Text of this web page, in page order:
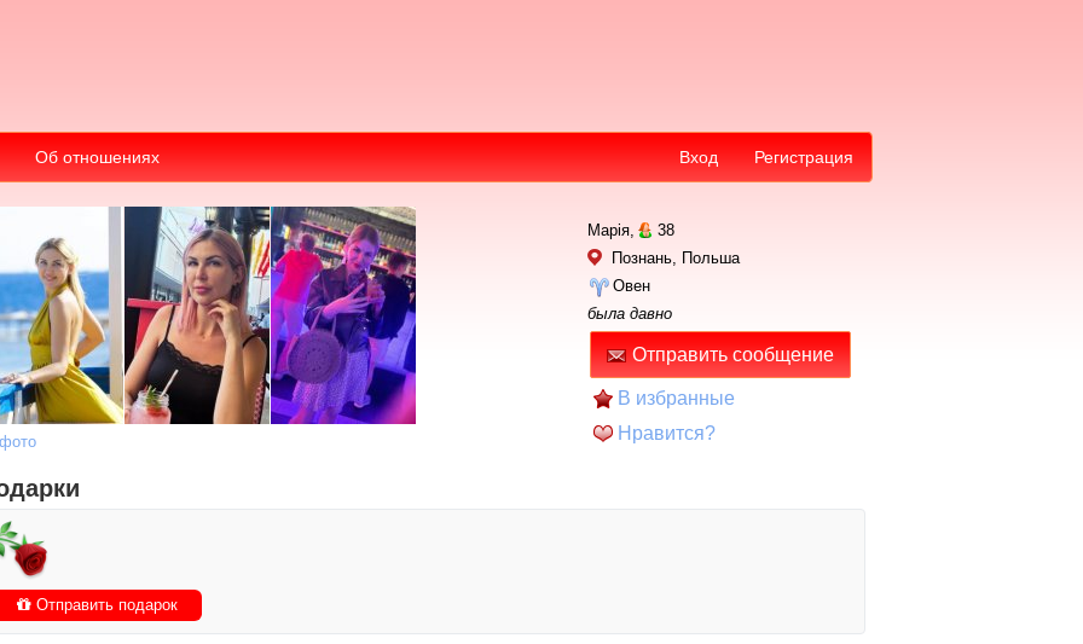
Об отношениях Регистрация
Вход
Марія,
38
Познань, Польша
Овен
была давно
Отправить сообщение
В избранные
Нравится?
Отправить подарок